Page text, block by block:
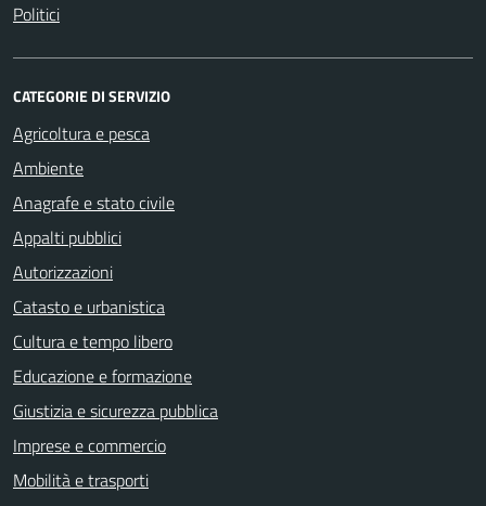
Politici
CATEGORIE DI SERVIZIO
Agricoltura e pesca
Ambiente
Anagrafe e stato civile
Appalti pubblici
Autorizzazioni
Catasto e urbanistica
Cultura e tempo libero
Educazione e formazione
Giustizia e sicurezza pubblica
Imprese e commercio
Mobilità e trasporti